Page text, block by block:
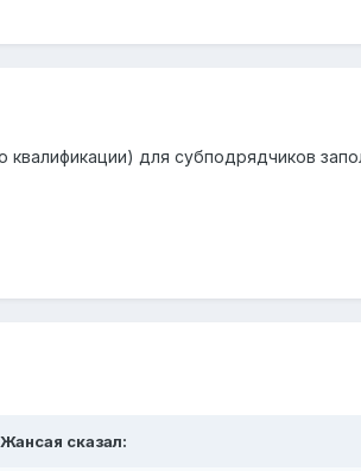
для субподрядчиков
сказал: